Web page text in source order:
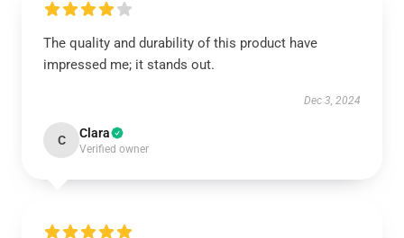
The quality and durability of this product have
impressed me; it stands out.
Dec 3, 2024
C Clara
Verified owner